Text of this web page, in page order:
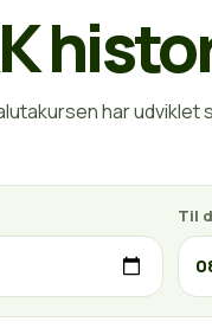
har udviklet
Til